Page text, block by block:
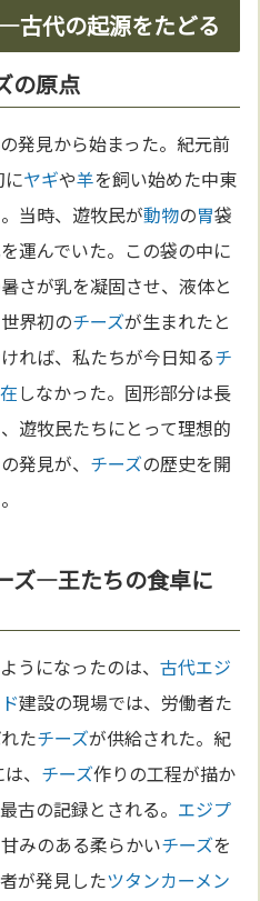
古代の起源をたどる
の原点
発見から始まった。紀元前
ヤギや羊を飼い始めた中東
当時、遊牧民が動物の胃袋
運んでいた。この袋の中に
さが乳を凝固させ、液体と
界初のチーズが生まれたと
れば、私たちが今日知るチ
しなかった。固形部分は長
遊牧民たちにとって理想的
発見が、 チーズの歴史を開
ズ―王たちの食卓に
うになったのは、古代エジ
建設の現場では、労働者た
たチーズが供給された。紀
、 チーズ作りの工程が描か
古の記録とされる。 エジプ
みのある柔らかいチーズを
者が発見したツタンカーメン